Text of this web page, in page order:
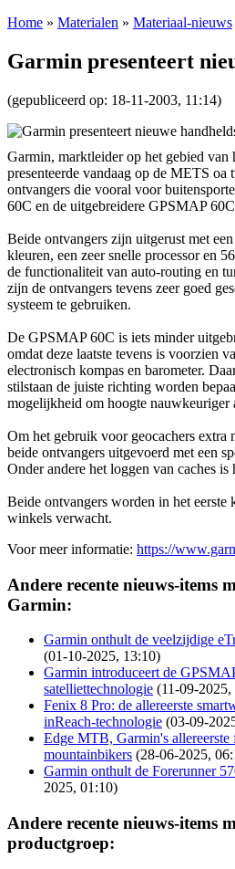
Home » Materialen » Materiaal-nieuws
Garmin presenteert
(gepubliceerd op: 18-11-2003, 11:14)
Garmin, marktleider op het gebied van
presenteerde vandaag op de METS oa
ontvangers die vooral voor
60C en de uitgebreidere GPSMAP
Beide ontvangers zijn uitgerust met
kleuren, een zeer snelle processor en
de functionaliteit van auto-routing en
zijn de ontvangers tevens zeer goed
systeem te gebruiken.
De GPSMAP 60C is iets minder
omdat deze laatste tevens is voorzien
electronisch kompas en barometer.
stilstaan de juiste richting worden
mogelijkheid om hoogte nauwkeuriger
Om het gebruik voor geocachers extra
beide ontvangers uitgevoerd met een
Onder andere het loggen van caches
Beide ontvangers worden in het eerste
winkels verwacht.
Voor meer informatie: https://
Andere recente nieuws-items
Garmin:
Garmin onthult de veelzijdige
(01-10-2025, 13:10)
Garmin introduceert de
satelliettechnologie (11-09-2025,
Fenix 8 Pro: de allereerste
inReach-technologie (03-09-
Edge MTB, Garmin's allereerste
mountainbikers (28-06-2025,
Garmin onthult de Forerunner
2025, 01:10)
Andere recente nieuws-items
productgroep: